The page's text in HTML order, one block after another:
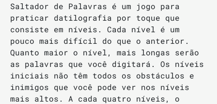
Saltador de Palavras é um jogo para
praticar datilografia por toque que
consiste em níveis. Cada nível é um
pouco mais difícil do que o anterior.
Quanto maior o nível, mais longas serão
as palavras que você digitará. Os níveis
iniciais não têm todos os obstáculos e
inimigos que você pode ver nos níveis
mais altos. A cada quatro níveis, o